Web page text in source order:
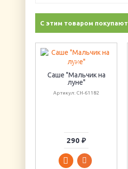
С этим товаром покупают
Саше "Мальчик на
луне"
Артикул: CH-61182
290 ₽